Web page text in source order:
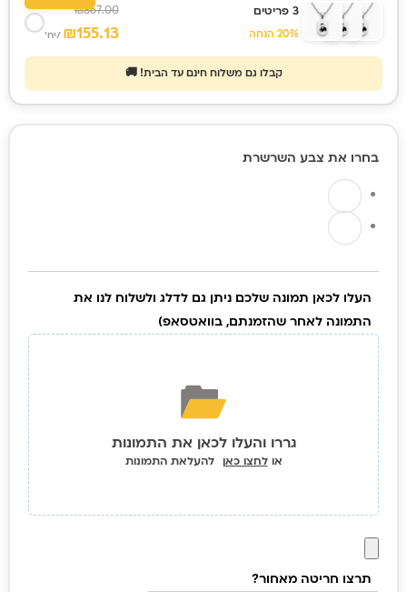
3 פריטים
20% הנחה
₪867.00
₪155.13 /יח'
קבלו גם משלוח חינם עד הבית! 🚚
בחרו את צבע השרשרת
העלו לכאן תמונה שלכם ניתן גם לדלג ולשלוח לנו את
התמונה לאחר שהזמנתם, בוואטסאפ)
גררו והעלו לכאן את התמונות
אולחצו כאן להעלאת התמונות
תרצו חריטה מאחור?
של
שרשרת
מלבנית
פלדת
חלד
יוקרתית
עם
חריטה
ייחודית
של איור
שלכם